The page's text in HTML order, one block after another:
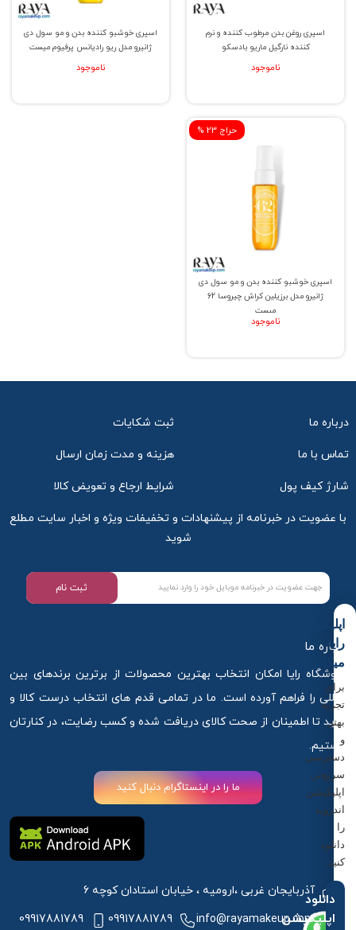
اسپری روغن بدن مرطوب کننده و نرم
کننده نارگیل ماریو بادسکو
ناموجود
اسپری خوشبو کننده بدن و مو سول دی
ژانیرو مدل ریو رادیانس پرفیوم میست
ناموجود
% حراج 23
اسپری خوشبو کننده بدن و مو سول دی
ژانیرو مدل برزیلین کراش چیروسا 62
میست
ناموجود
درباره ما ثبت شکایات
تماس با ما هزینه و مدت زمان ارسال
شارژ کیف پول شرایط ارجاع و تعویض کالا
با عضویت در خبرنامه از پیشنهادات و تخفیفات ویژه و اخبار سایت مطلع
شوید
ثبت نام
درباره ما
فروشگاه رایا امکان انتخاب بهترین محصولات از برترین برندهای بین
المللی را فراهم آورده است. ما در تمامی قدم های انتخاب درست کالا و
خرید تا اطمینان از صحت کالای دریافت شده و کسب رضایت، در کنارتان
هستیم.
ما را در اینستاگرام دنبال کنید
آذربایجان غربی ،ارومیه ، خیابان استادان کوچه 6
info@rayamakeup.com
09917881789
09917881789
اپلیکیشن
رایا
میکاپ
برای
تجربه
بهتر
و
دسترسی
سریع‌تر،
اپلیکیشن
اندروید
را
دانلود
کنید.
دانلود
اپلیکیشن